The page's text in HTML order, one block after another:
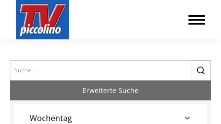
Search
Erweiterte Suche
Wochentag